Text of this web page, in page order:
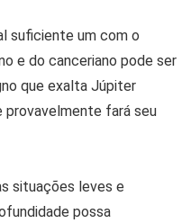
suficiente um com o
e do canceriano pode ser
que exalta Júpiter
provavelmente fará seu
situações leves e
possa